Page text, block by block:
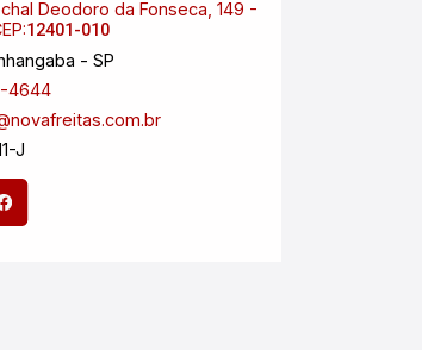
Deodoro da Fonseca, 149 -
12401-010
- SP
4644
J